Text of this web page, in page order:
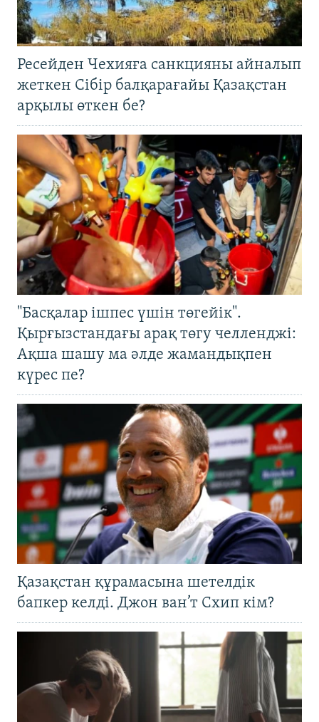
Ресейден Чехияға санкцияны айналып
жеткен Сібір балқарағайы Қазақстан
арқылы өткен бе?
"Басқалар ішпес үшін төгейік".
Қырғызстандағы арақ төгу челленджі:
Ақша шашу ма әлде жамандықпен
күрес пе?
Қазақстан құрамасына шетелдік
бапкер келді. Джон ван’т Схип кім?